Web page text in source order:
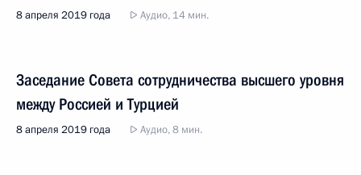
8 апреля 2019 года Аудио, 14 мин.
Заседание Совета сотрудничества высшего уровня
между Россией и Турцией
8 апреля 2019 года Аудио, 8 мин.